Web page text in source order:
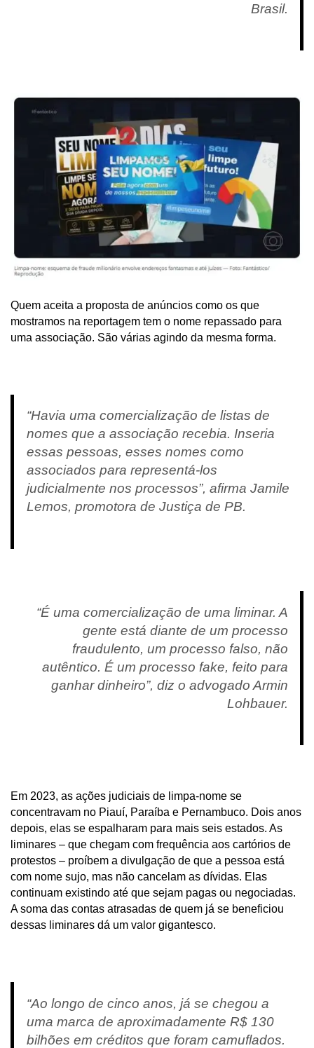
Brasil.
Quem aceita a proposta de anúncios como os que
mostramos na reportagem tem o nome repassado para
uma associação. São várias agindo da mesma forma.
“Havia uma comercialização de listas de
nomes que a associação recebia. Inseria
essas pessoas, esses nomes como
associados para representá-los
judicialmente nos processos”, afirma Jamile
Lemos, promotora de Justiça de PB.
“É uma comercialização de uma liminar. A
gente está diante de um processo
fraudulento, um processo falso, não
autêntico. É um processo fake, feito para
ganhar dinheiro”, diz o advogado Armin
Lohbauer.
Em 2023, as ações judiciais de limpa-nome se
concentravam no Piauí, Paraíba e Pernambuco. Dois anos
depois, elas se espalharam para mais seis estados. As
liminares – que chegam com frequência aos cartórios de
protestos – proíbem a divulgação de que a pessoa está
com nome sujo, mas não cancelam as dívidas. Elas
continuam existindo até que sejam pagas ou negociadas.
A soma das contas atrasadas de quem já se beneficiou
dessas liminares dá um valor gigantesco.
“Ao longo de cinco anos, já se chegou a
uma marca de aproximadamente R$ 130
bilhões em créditos que foram camuflados.